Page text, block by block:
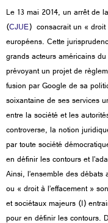
Le 13 mai 2014, un arrêt de
(CJUE) consacrait un « droit
européens. Cette
grands acteurs américains
prévoyant un projet de
fusion par Google de sa
soixantaine de ses services
entre la société et les
controverse, la notion
par toute société
en définir les contours et
Ainsi, l’ensemble des
ou « droit à l’effacement »
et sociétaux majeurs (I)
pour en définir les contours.